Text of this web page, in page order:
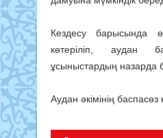
Кездесу барысында
көтеріліп, аудан
ұсыныстардың назарда
Аудан әкімінің баспасөз